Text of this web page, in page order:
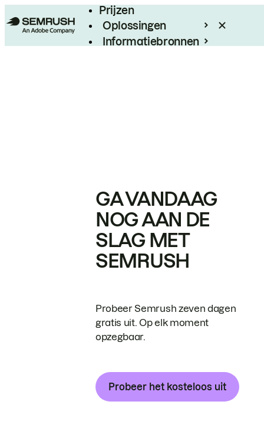
Prijzen
Oplossingen
Informatiebronnen
GA VANDAAG
NOG AAN DE
SLAG MET
SEMRUSH
Probeer Semrush zeven dagen
gratis uit. Op elk moment
opzegbaar.
Probeer het kosteloos uit